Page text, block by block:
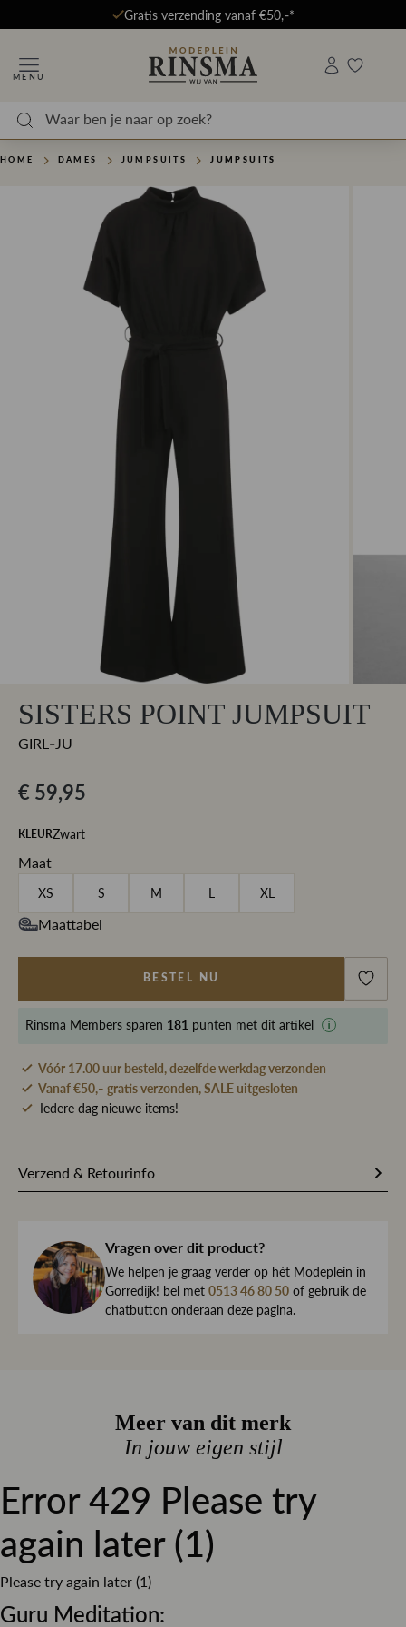
Gratis verzending vanaf €50,-*
MENU
HOME DAMES JUMPSUITS JUMPSUITS
SISTERS POINT JUMPSUIT
GIRL-JU
€ 59,95
KLEURZwart
Maat
XS S M L XL
Maattabel
BESTEL NU
Rinsma Members sparen 181 punten met dit artikel
Vóór 17.00 uur besteld, dezelfde werkdag verzonden
Vanaf €50,- gratis verzonden, SALE uitgesloten
Iedere dag nieuwe items!
Stofsamenstelling
95% Polyester 5% Elastaan
Verzend & Retourinfo
haar direct naar je toe.
We begrijpen maar al te goed dat het kan gebeuren dat
een item toch niet helemaal naar wens is. Daarom ben je
altijd welkom om ieder artikel eerst te passen op ons
de winkel is dat altijd gratis. Lees hier meer over ruilen en
Lees meer over bezorgen, ruilen en retourneren
Vragen over dit product?
We helpen je graag verder op hét Modeplein in
Gorredijk! bel met 0513 46 80 50 of gebruik de
chatbutton onderaan deze pagina.
Meer van dit merk
In jouw eigen stijl
Error 429 Please try
again later (1)
Please try again later (1)
Guru Meditation: